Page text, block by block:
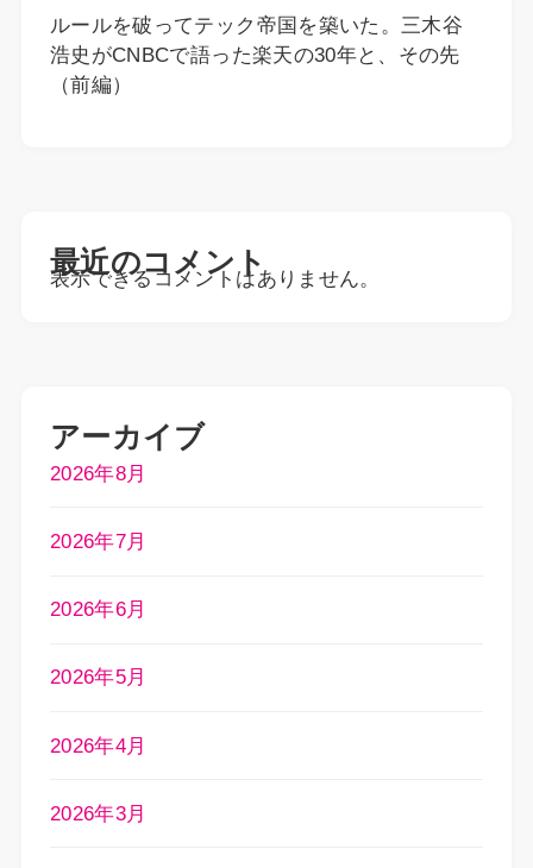
ルールを破ってテック帝国を築いた。三木谷
浩史がCNBCで語った楽天の30年と、その先
（前編）
最近のコメント
表示できるコメントはありません。
アーカイブ
2026年8月
2026年7月
2026年6月
2026年5月
2026年4月
2026年3月